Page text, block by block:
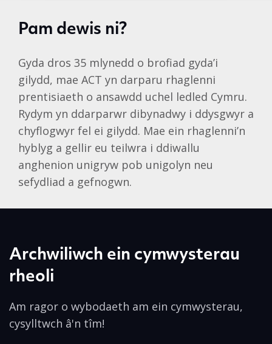
Pam dewis ni?
Gyda dros 35 mlynedd o brofiad gyda’i
gilydd, mae ACT yn darparu rhaglenni
prentisiaeth o ansawdd uchel ledled Cymru.
Rydym yn ddarparwr dibynadwy i ddysgwyr a
chyflogwyr fel ei gilydd. Mae ein rhaglenni’n
hyblyg a gellir eu teilwra i ddiwallu
anghenion unigryw pob unigolyn neu
sefydliad a gefnogwn.
Archwiliwch ein cymwysterau
rheoli
Am ragor o wybodaeth am ein cymwysterau,
cysylltwch â'n tîm!